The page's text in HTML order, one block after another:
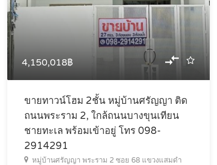
4,150,018฿
ขายทาวน์โฮม 2ชั้น หมู่บ้านศรัญญา ติด
ถนนพระราม 2, ใกล้ถนนบางขุนเทียน
ชายทะเล พร้อมเข้าอยู่ โทร 098-
2914291
หมู่บ้านศรัญญา พระราม 2 ซอย 68 แขวงแสมดำ